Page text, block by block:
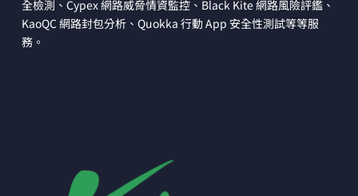
全檢測、Cypex 網路威脅情資監控、Black Kite 網路風險評鑑、
KaoQC 網路封包分析、Quokka 行動 App 安全性測試等等服
務。